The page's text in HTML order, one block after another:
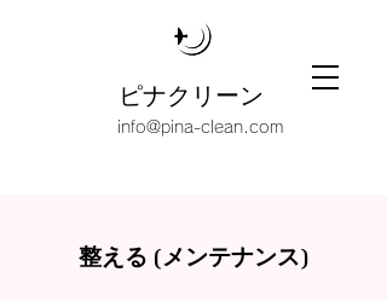
ピナクリーン
info@pina-clean.com
​整える (メンテナンス)